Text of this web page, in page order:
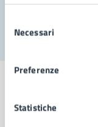
delNecessari
Preferenze
Statistiche